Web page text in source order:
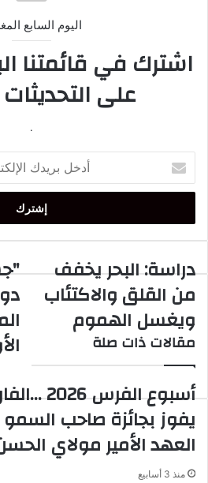
اليوم السابع
اشترك في قائمتنا
على
.
بريدك
الإلكتروني
دراسة:
البحر
يخفف
من
القلق
والاكتئاب
ويغسل
دراسة: البحر يخفف
من القلق والاكتئاب
ويغسل الهموم
دولي
للنساء
في
مقالات ذات صلة
أسبوع
يفوز بجائزة صاحب
العهد الأمير مولاي
منذ 3 أسابيع